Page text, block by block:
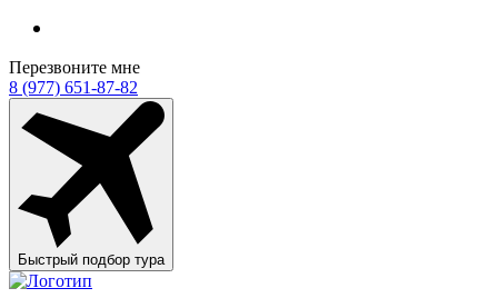
Перезвоните мне
8 (977) 651-87-82
Быстрый подбор тура